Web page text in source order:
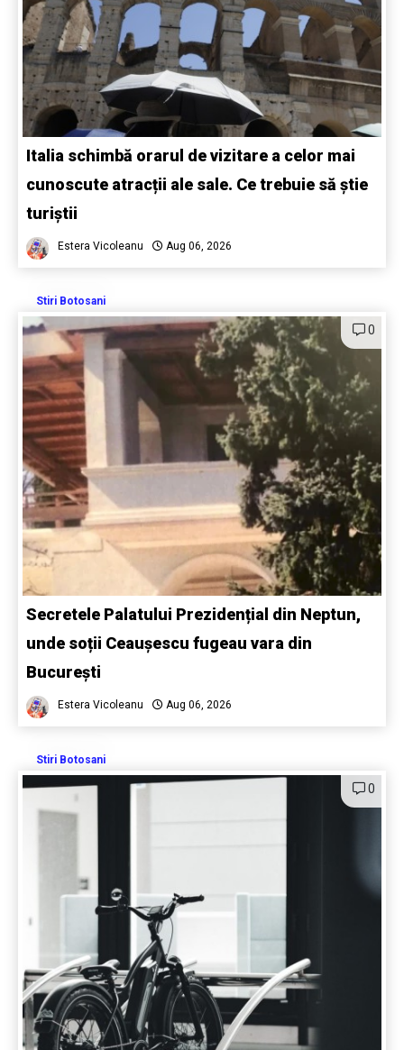
Italia schimbă orarul de vizitare a celor mai
cunoscute atracții ale sale. Ce trebuie să știe
turiștii
Estera Vicoleanu Aug 06, 2026
Stiri Botosani
0
Secretele Palatului Prezidențial din Neptun,
unde soții Ceaușescu fugeau vara din
București
Estera Vicoleanu Aug 06, 2026
Stiri Botosani
0